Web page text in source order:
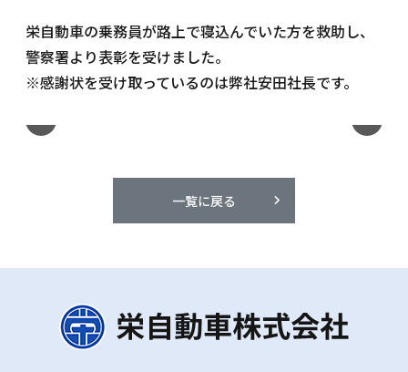
栄自動車の乗務員が路上で寝込んでいた方を救助し、
警察署より表彰を受けました。
※感謝状を受け取っているのは弊社安田社長です。
一覧に戻る